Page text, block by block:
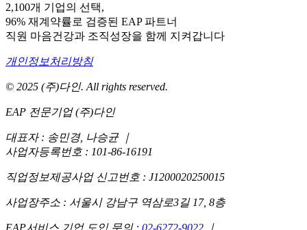
2,100개 기업의 선택,
96% 재계약률로 검증된 EAP 파트너
직원 마음건강과 조직성장을 함께 지켜갑니다
개인정보처리방침
© 2025 (주)다인. All rights reserved.
EAP 전문기업 (주)다인
대표자 : 송민경, 나승균 ｜
사업자등록번호 : 101-86-16191
직업정보제공사업 신고번호 : J1200020250015
사업장주소 : 서울시 강남구 역삼로3길 17, 8층
EAP서비스 기업 도입 문의 : 02-6272-9022 ｜